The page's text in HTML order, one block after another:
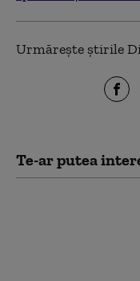
Urmărește știrile
Te-ar putea